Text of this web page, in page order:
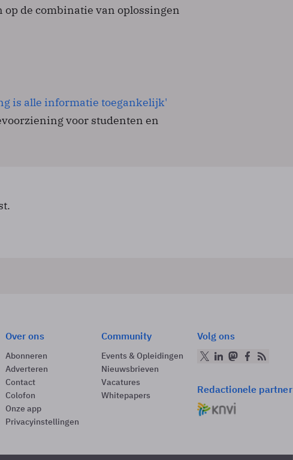
de combinatie van oplossingen
is alle informatie toegankelijk'
voor studenten en
Over ons
Abonneren
Adverteren
Contact
Colofon
Onze app
Privacyinstellingen
Community
Events & Opleidingen
Nieuwsbrieven
Vacatures
Whitepapers
Volg ons
Redactionele partner